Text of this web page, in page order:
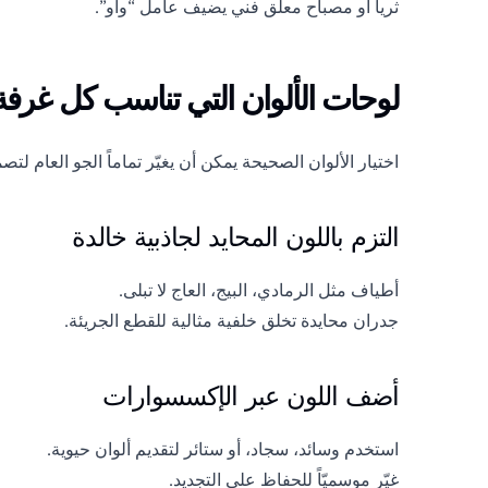
ثريا أو مصباح معلق فني يضيف عامل “واو”.
لوحات الألوان التي تناسب كل
اختيار الألوان الصحيحة يمكن أن يغيّر تماماً الجو العام
التزم باللون المحايد لجاذبية خالدة
أطياف مثل الرمادي، البيج، العاج لا تبلى.
جدران محايدة تخلق خلفية مثالية للقطع الجريئة.
أضف اللون عبر الإكسسوارات
استخدم وسائد، سجاد، أو ستائر لتقديم ألوان حيوية.
غيّر موسميّاً للحفاظ على التجديد.